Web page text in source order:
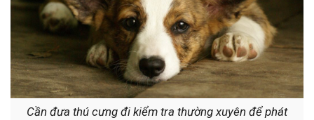
Cần đưa thú cưng đi kiểm tra thường xuyên để phát